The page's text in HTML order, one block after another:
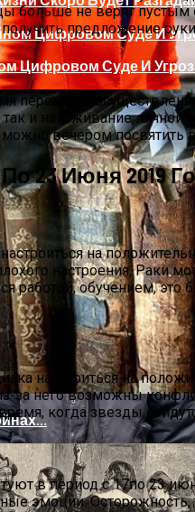
Глоток Энергии Или
Цифровом Суде И
больше не верят
предложение
перемен и
и налаживание
вечером посвятить
23 Июня 2019
на
настроения, Раки
работой, обучением,
настроиться на
за него возможны
когда звезды
в период с 17по 23
эмоции.